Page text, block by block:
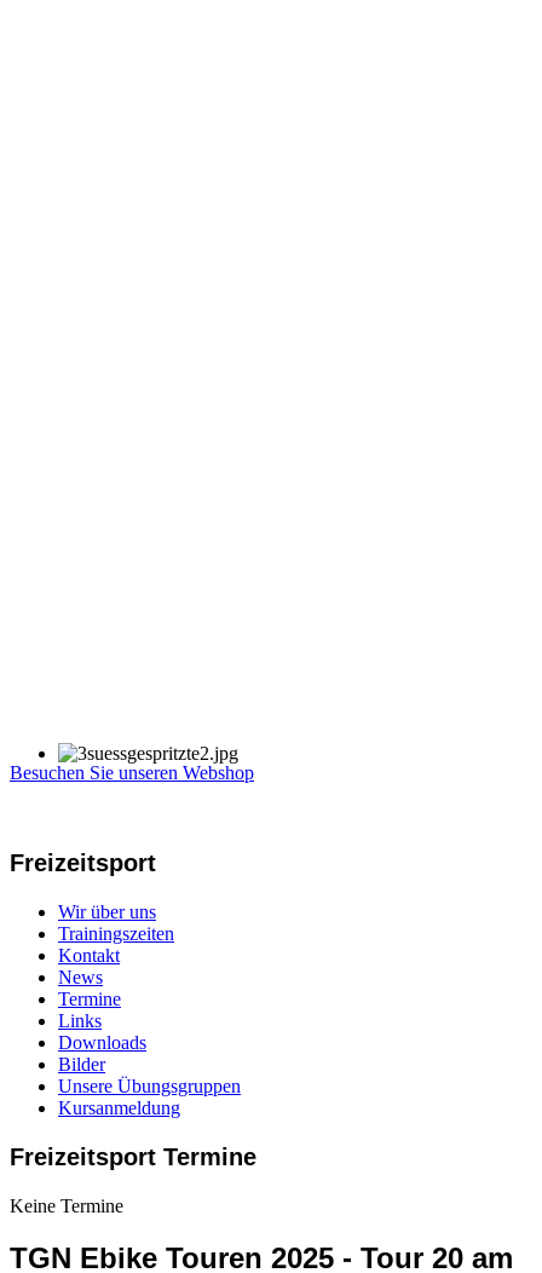
Besuchen Sie unseren Webshop
Freizeitsport
Wir über uns
Trainingszeiten
Kontakt
News
Termine
Links
Downloads
Bilder
Unsere Übungsgruppen
Kursanmeldung
Freizeitsport Termine
Keine Termine
TGN Ebike Touren 2025 - Tour 20 am